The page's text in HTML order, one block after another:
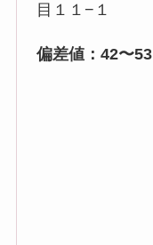
目１１−１
偏差値：42〜53